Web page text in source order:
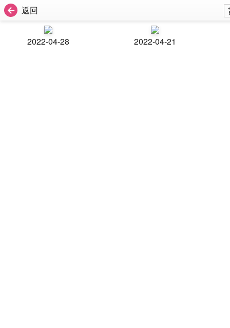
返回
2022-04-28 2022-04-21